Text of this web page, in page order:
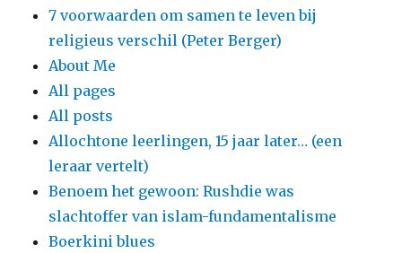
7 voorwaarden om samen te leven bij
religieus verschil (Peter Berger)
About Me
All pages
All posts
Allochtone leerlingen, 15 jaar later… (een
leraar vertelt)
Benoem het gewoon: Rushdie was
slachtoffer van islam-fundamentalisme
Boerkini blues